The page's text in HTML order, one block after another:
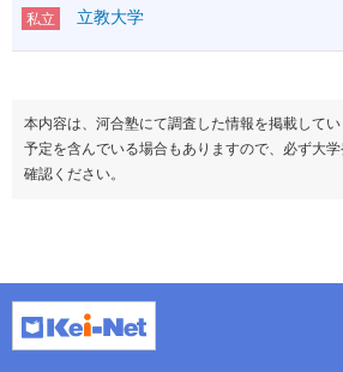
私立 立教大学
本内容は、河合塾にて調査した情報を掲載して
予定を含んでいる場合もありますので、必ず大
確認ください。